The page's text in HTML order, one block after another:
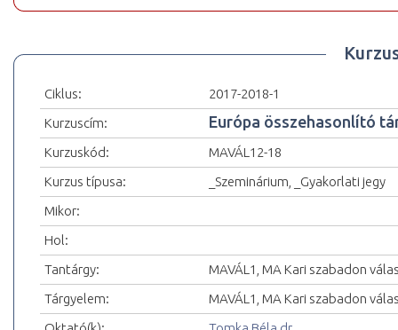
Ciklus:
2017-2018-1
Kurzuscím:
Európa összehasonlító
Kurzuskód:
MAVÁL12-18
Kurzus típusa:
_Szeminárium, _Gyakorlati jegy
Mikor:
Hol:
Tantárgy:
MAVÁL1, MA Kari szabadon
Tárgyelem:
MAVÁL1, MA Kari szabadon